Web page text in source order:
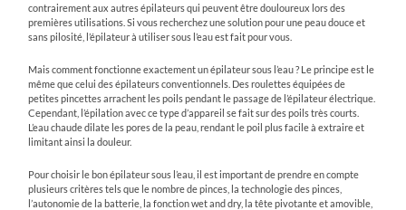
contrairement aux autres épilateurs qui peuvent être douloureux lors des
premières utilisations. Si vous recherchez une solution pour une peau douce et
sans pilosité, l’épilateur à utiliser sous l’eau est fait pour vous.
Mais comment fonctionne exactement un épilateur sous l’eau ? Le principe est le
même que celui des épilateurs conventionnels. Des roulettes équipées de
petites pincettes arrachent les poils pendant le passage de l’épilateur électrique.
Cependant, l’épilation avec ce type d’appareil se fait sur des poils très courts.
L’eau chaude dilate les pores de la peau, rendant le poil plus facile à extraire et
limitant ainsi la douleur.
Pour choisir le bon épilateur sous l’eau, il est important de prendre en compte
plusieurs critères tels que le nombre de pinces, la technologie des pinces,
l’autonomie de la batterie, la fonction wet and dry, la tête pivotante et amovible,